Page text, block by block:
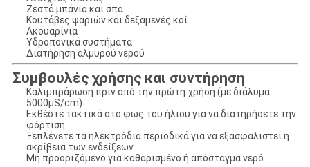
Ζεστά μπάνια και σπα
Κουτάβες ψαριών και δεξαμενές κοί
Ακουαρίνια
Υδροπονικά συστήματα
Διατήρηση αλμυρού νερού
Συμβουλές χρήσης και συντήρηση
Καλιμπράρωση πριν από την πρώτη χρήση (με διάλυμα
5000μS/cm)
Εκθέστε τακτικά στο φως του ήλιου για να διατηρήσετε την
φόρτιση
Ξεπλένετε τα ηλεκτρόδια περιοδικά για να εξασφαλιστεί η
ακρίβεια των ενδείξεων
Μη προοριζόμενο για καθαρισμένο ή απόσταγμα νερό